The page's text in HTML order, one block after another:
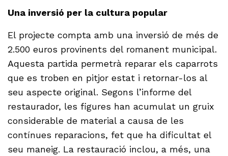
Una inversió per la cultura popular
El projecte compta amb una inversió de més de
2.500 euros provinents del romanent municipal.
Aquesta partida permetrà reparar els caparrots
que es troben en pitjor estat i retornar-los al
seu aspecte original. Segons l’informe del
restaurador, les figures han acumulat un gruix
considerable de material a causa de les
contínues reparacions, fet que ha dificultat el
seu maneig. La restauració inclou, a més, una